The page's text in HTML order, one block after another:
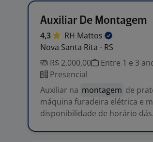
Auxiliar De Montagem
4,3 RH Mattos
Nova Santa Rita - RS
R$ 2.000,00
Entre 1 e 3
Presencial
Auxiliar na montagem de
máquina furadeira elétrica e
disponibilidade de horário